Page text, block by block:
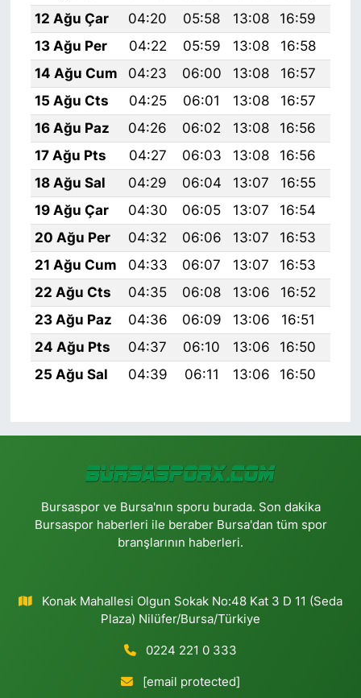
12 Ağu Çar
04:20 05:58 13:08 16:59
13 Ağu Per
04:22 05:59 13:08 16:58
14 Ağu Cum
04:23 06:00 13:08 16:57
15 Ağu Cts
04:25 06:01 13:08 16:57
16 Ağu Paz
04:26 06:02 13:08 16:56
17 Ağu Pts
04:27 06:03 13:08 16:56
18 Ağu Sal
04:29 06:04 13:07 16:55
19 Ağu Çar
04:30 06:05 13:07 16:54
20 Ağu Per
04:32 06:06 13:07 16:53
21 Ağu Cum
04:33 06:07 13:07 16:53
22 Ağu Cts
04:35 06:08 13:06 16:52
23 Ağu Paz
04:36 06:09 13:06 16:51
24 Ağu Pts
04:37 06:10 13:06 16:50
25 Ağu Sal
04:39 06:11 13:06 16:50
Bursaspor ve Bursa'nın sporu burada. Son dakika
Bursaspor haberleri ile beraber Bursa'dan tüm spor
branşlarının haberleri.
Konak Mahallesi Olgun Sokak No:48 Kat 3 D 11 (Seda
Plaza) Nilüfer/Bursa/Türkiye
0224 221 0 333
[email protected]